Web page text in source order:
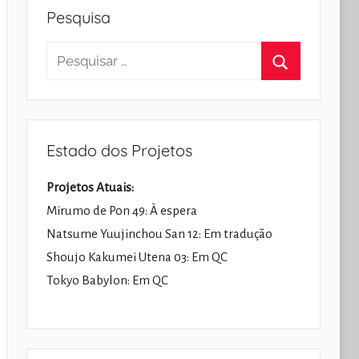
Pesquisa
Pesquisar
Estado dos Projetos
Projetos Atuais:
Mirumo de Pon 49: À espera
Natsume Yuujinchou San 12: Em tradução
Shoujo Kakumei Utena 03: Em QC
Tokyo Babylon: Em QC